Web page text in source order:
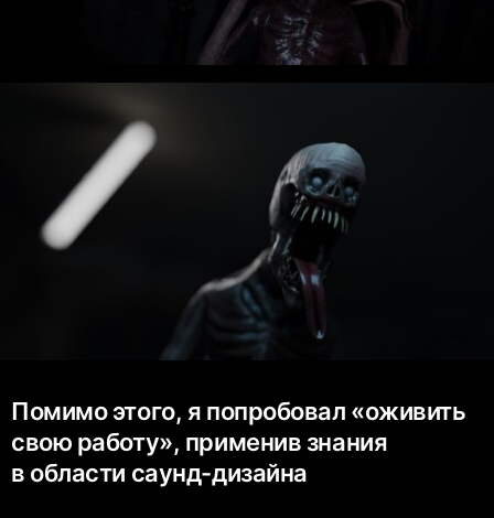
Помимо этого, я попробовал «оживить
свою работу», применив знания
в области саунд-дизайна